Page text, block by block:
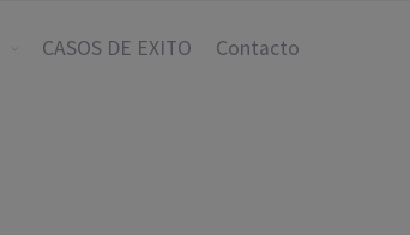
CASOS DE EXITO Contacto